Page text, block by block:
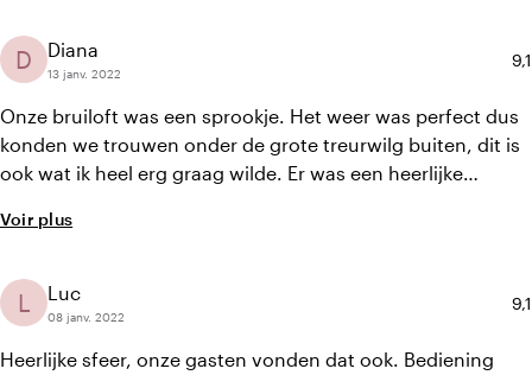
D Diana
13 janv. 2022
9,1
Onze bruiloft was een sprookje. Het weer was perfect dus
konden we trouwen onder de grote treurwilg buiten, dit is
ook wat ik heel erg graag wilde. Er was een heerlijke
sfeer was relaxed precies zoals het bij ons moest zijn. Het
en geeft ook mooi effect op de aftermovie."
Voir plus
L Luc
08 janv. 2022
9,1
Heerlijke sfeer, onze gasten vonden dat ook. Bediening